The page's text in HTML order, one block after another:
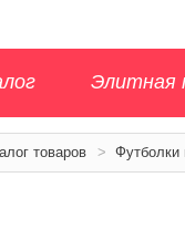
Элитная
товаров > Футболки